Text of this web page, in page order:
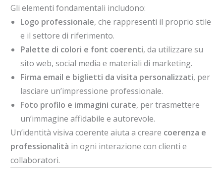
Gli elementi fondamentali includono:
Logo professionale, che rappresenti il proprio stile
e il settore di riferimento.
Palette di colori e font coerenti, da utilizzare su
sito web, social media e materiali di marketing.
Firma email e biglietti da visita personalizzati, per
lasciare un’impressione professionale.
Foto profilo e immagini curate, per trasmettere
un’immagine affidabile e autorevole.
Un’identità visiva coerente aiuta a creare coerenza e
professionalità in ogni interazione con clienti e
collaboratori.